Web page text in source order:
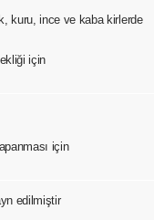
kuru, ince ve kaba kirlerde
için
için
edilmiştir